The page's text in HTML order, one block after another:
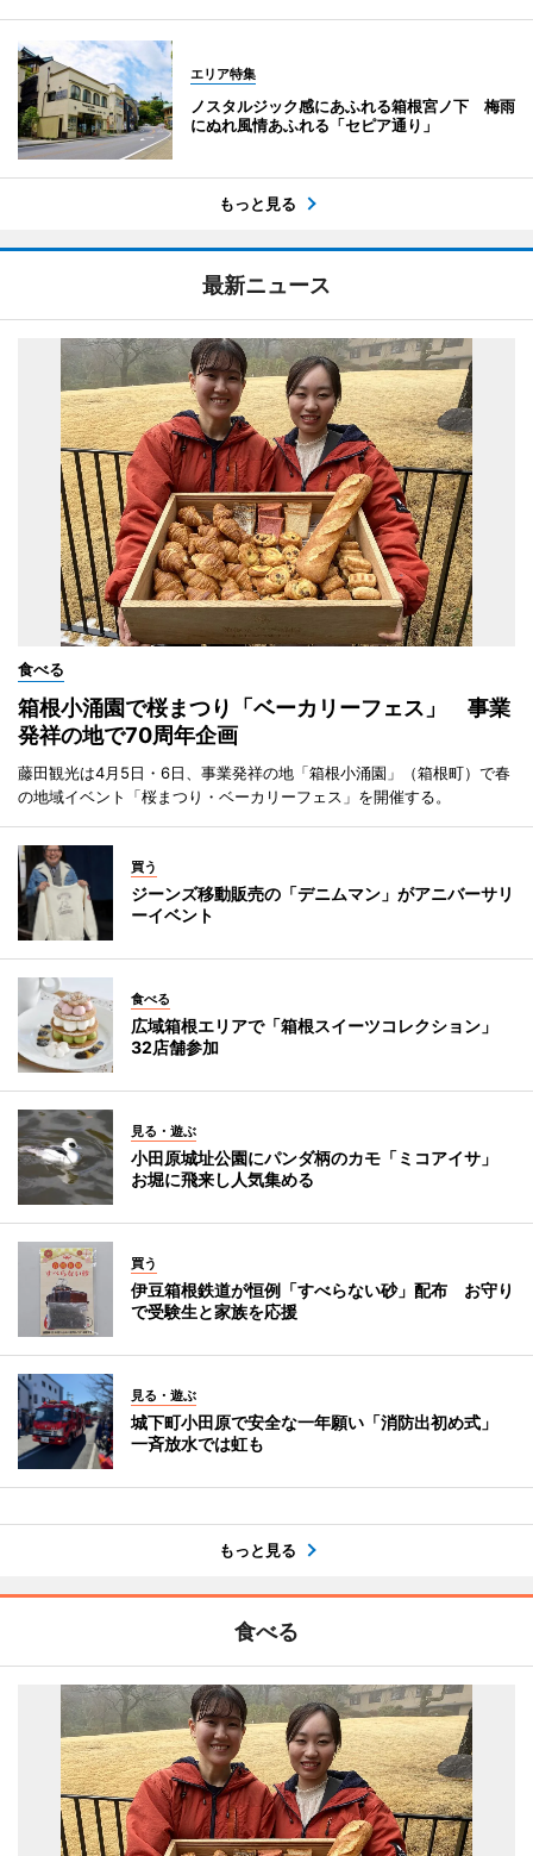
エリア特集
ノスタルジック感にあふれる箱根宮ノ下 梅雨
にぬれ風情あふれる「セピア通り」
もっと見る
最新ニュース
食べる
箱根小涌園で桜まつり「ベーカリーフェス」 事業
発祥の地で70周年企画
藤田観光は4月5日・6日、事業発祥の地「箱根小涌園」（箱根町）で春
の地域イベント「桜まつり・ベーカリーフェス」を開催する。
買う
ジーンズ移動販売の「デニムマン」がアニバーサリ
ーイベント
食べる
広域箱根エリアで「箱根スイーツコレクション」
32店舗参加
見る・遊ぶ
小田原城址公園にパンダ柄のカモ「ミコアイサ」
お堀に飛来し人気集める
買う
伊豆箱根鉄道が恒例「すべらない砂」配布 お守り
で受験生と家族を応援
見る・遊ぶ
城下町小田原で安全な一年願い「消防出初め式」
一斉放水では虹も
もっと見る
食べる